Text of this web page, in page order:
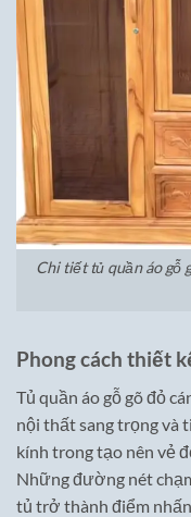
Chi tiết tủ quần áo gỗ
Phong cách thiết
Tủ quần áo gỗ gõ đỏ
nội thất sang trọng và
kính trong tạo nên vẻ
Những đường nét
tủ trở thành điểm